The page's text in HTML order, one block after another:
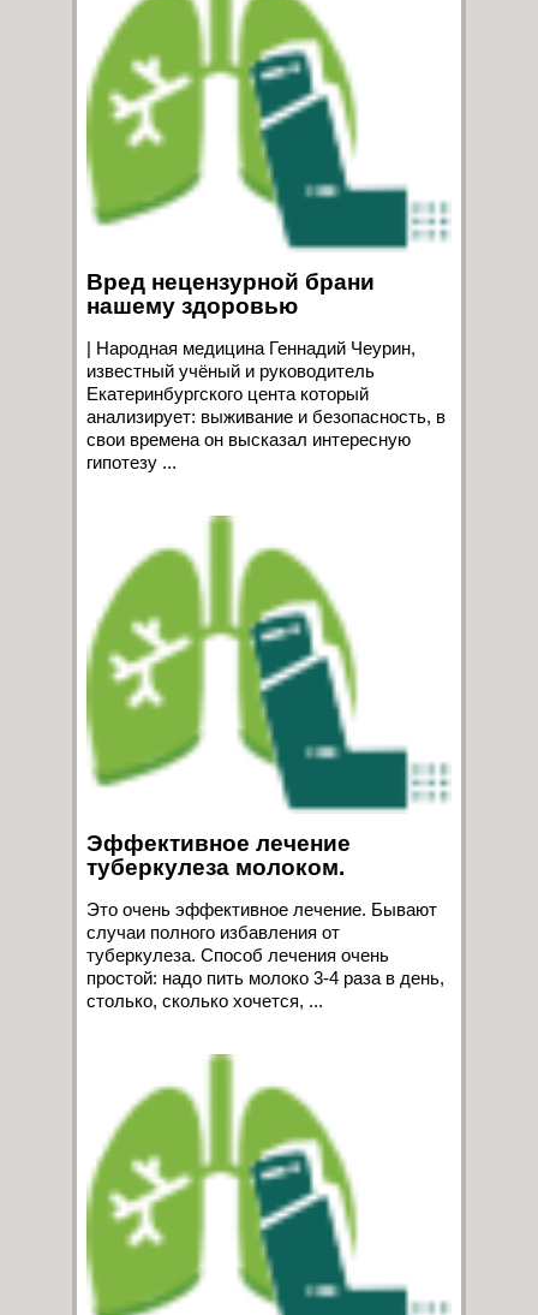
Вред нецензурной брани
нашему здоровью
| Народная медицина Геннадий Чеурин,
известный учёный и руководитель
Екатеринбургского цента который
анализирует: выживание и безопасность, в
свои времена он высказал интересную
гипотезу ...
Эффективное лечение
туберкулеза молоком.
Это очень эффективное лечение. Бывают
случаи полного избавления от
туберкулеза. Способ лечения очень
простой: надо пить молоко 3-4 раза в день,
столько, сколько хочется, ...